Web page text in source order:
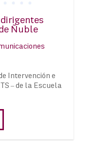
Ñuble
Intervención e
– de la Escuela